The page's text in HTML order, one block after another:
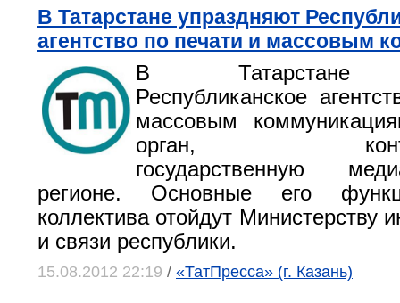
В Татарстане упраздняют
агентство по печати и массовым
В Татарстане
Республиканское
массовым
орган,
государственную
регионе. Основные его
коллектива отойдут Министерству
и связи республики.
15.08.2012 22:19 / «ТатПресса» (г. Казань)